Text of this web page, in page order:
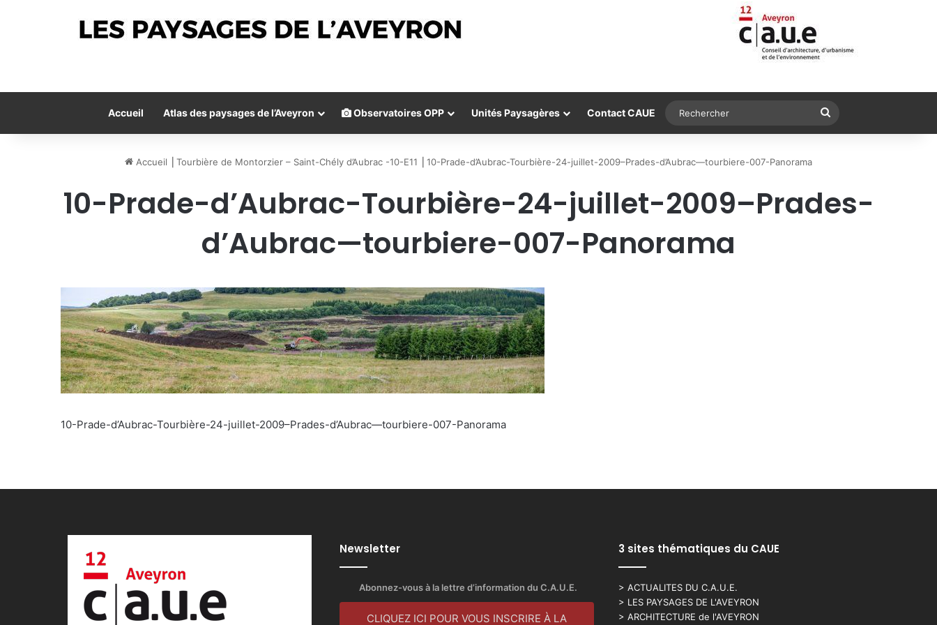
Accueil Atlas des paysages de l’Aveyron Observatoires OPP Unités Paysagères Contact CAUE Rechercher
Accueil Tourbière de Montorzier – Saint-Chély d’Aubrac -10-E11 10-Prade-d’Aubrac-Tourbière-24-juillet-2009–Prades-d’Aubrac—tourbiere-007-Panorama
10-Prade-d’Aubrac-Tourbière-24-juillet-2009–Prades-
d’Aubrac—tourbiere-007-Panorama
10-Prade-d’Aubrac-Tourbière-24-juillet-2009–Prades-d’Aubrac—tourbiere-007-Panorama
Newsletter
Abonnez-vous à la lettre d’information du C.A.U.E.
CLIQUEZ ICI POUR VOUS INSCRIRE À LA
3 sites thématiques du CAUE
> ACTUALITES DU C.A.U.E.
> LES PAYSAGES DE L'AVEYRON
> ARCHITECTURE de l'AVEYRON